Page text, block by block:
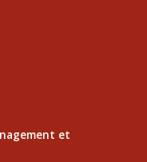
et